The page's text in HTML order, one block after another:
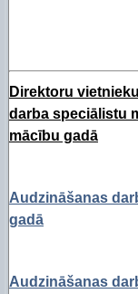
Direktoru
darba speciālistu
mācību gadā
Audzināšanas
gadā
Audzināšanas